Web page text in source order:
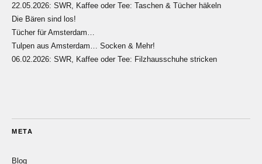
22.05.2026: SWR, Kaffee oder Tee: Taschen & Tücher häkeln
Die Bären sind los!
Tücher für Amsterdam…
Tulpen aus Amsterdam… Socken & Mehr!
06.02.2026: SWR, Kaffee oder Tee: Filzhausschuhe stricken
META
Blog